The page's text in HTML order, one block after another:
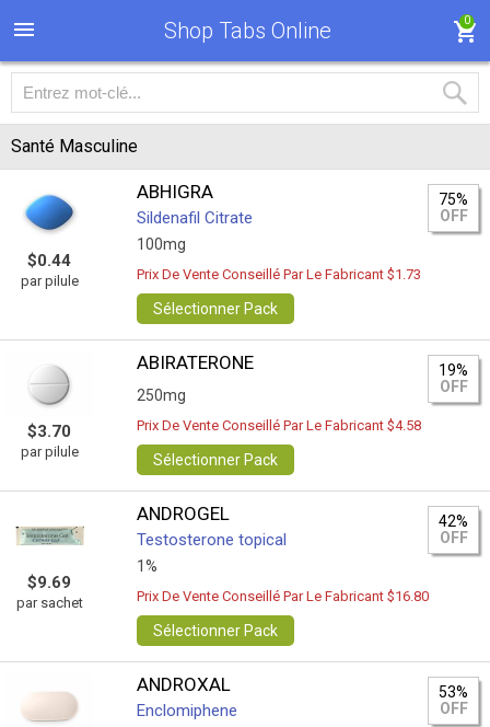
Shop Tabs Online 0
Santé Masculine
$0.44
par pilule
ABHIGRA
Sildenafil Citrate
100mg
75%
OFF
Prix De Vente Conseillé Par Le Fabricant $1.73
Sélectionner Pack
$3.70
par pilule
ABIRATERONE
250mg
19%
OFF
Prix De Vente Conseillé Par Le Fabricant $4.58
Sélectionner Pack
$9.69
par sachet
ANDROGEL
Testosterone topical
1%
42%
OFF
Prix De Vente Conseillé Par Le Fabricant $16.80
Sélectionner Pack
ANDROXAL
Enclomiphene
53%
OFF